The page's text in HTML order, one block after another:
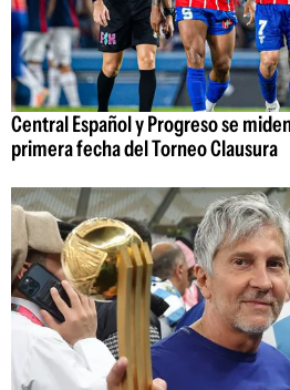
Central Español y Progreso se
primera fecha del Torneo Clausura